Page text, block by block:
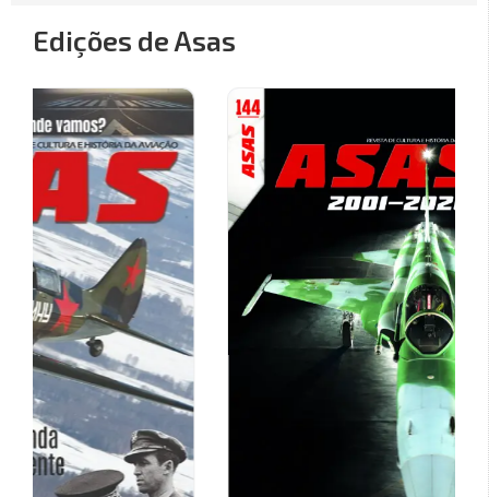
Edições de Asas